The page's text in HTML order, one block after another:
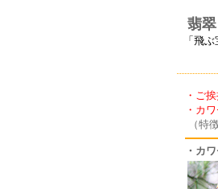
翡
「飛
・ご
・カ
（特
・カ